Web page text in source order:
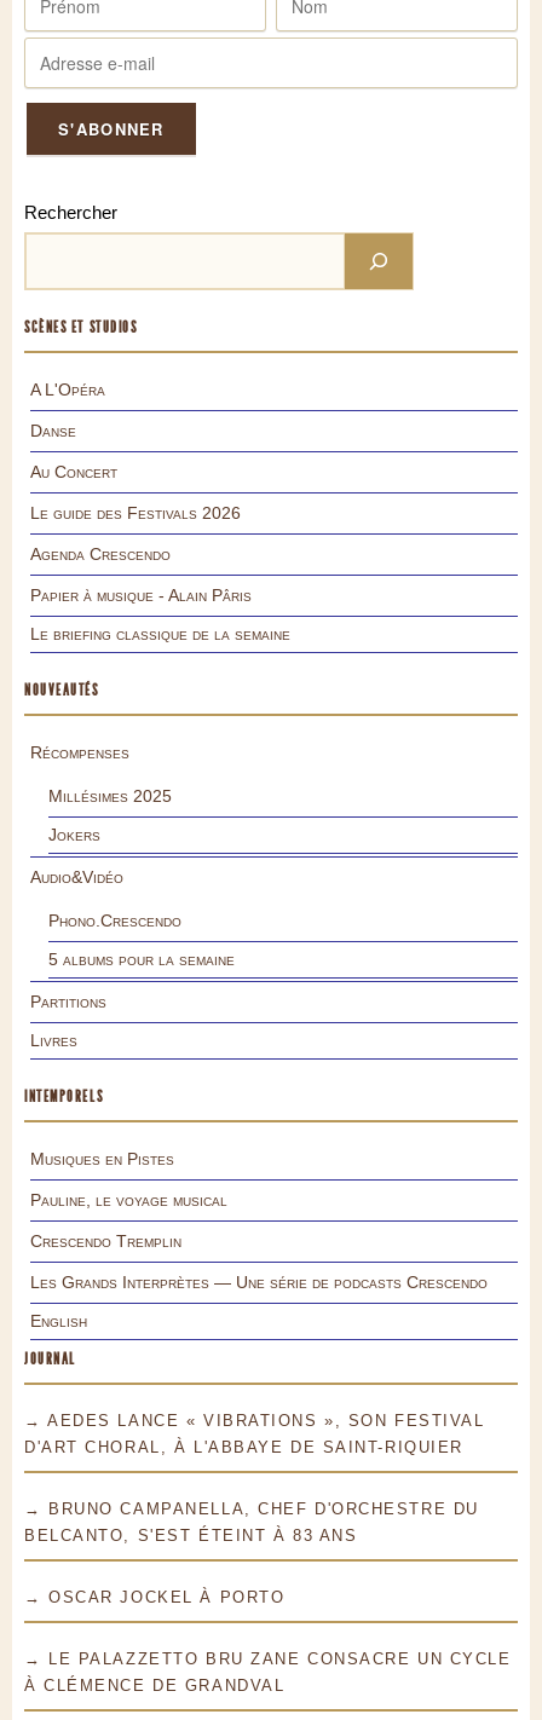
Rechercher
SCÈNES ET STUDIOS
A L'Opéra
Danse
Au Concert
Le guide des Festivals 2026
Agenda Crescendo
Papier à musique - Alain Pâris
Le briefing classique de la semaine
NOUVEAUTÉS
Récompenses
Millésimes 2025
Jokers
Audio&Vidéo
Phono.Crescendo
5 albums pour la semaine
Partitions
Livres
INTEMPORELS
Musiques en Pistes
Pauline, le voyage musical
Crescendo Tremplin
Les Grands Interprètes — Une série de podcasts Crescendo
English
JOURNAL
→ AEDES LANCE « VIBRATIONS », SON FESTIVAL
D'ART CHORAL, À L'ABBAYE DE SAINT-RIQUIER
→ BRUNO CAMPANELLA, CHEF D'ORCHESTRE DU
BELCANTO, S'EST ÉTEINT À 83 ANS
→ OSCAR JOCKEL À PORTO
→ LE PALAZZETTO BRU ZANE CONSACRE UN CYCLE
À CLÉMENCE DE GRANDVAL